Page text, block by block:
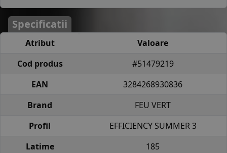
Specificatii
Atribut
Valoare
Cod produs
#51479219
EAN
3284268930836
Brand
FEU VERT
Profil
EFFICIENCY SUMMER 3
Latime
185